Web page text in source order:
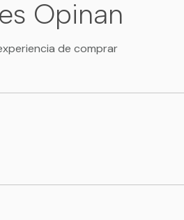
Opinan
de comprar